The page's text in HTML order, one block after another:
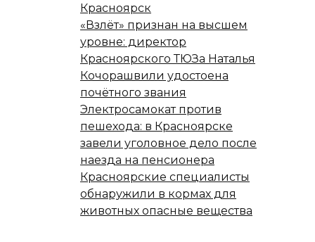
Красноярск
«Взлёт» признан на высшем
уровне: директор
Красноярского ТЮЗа Наталья
Кочорашвили удостоена
почётного звания
Электросамокат против
пешехода: в Красноярске
завели уголовное дело после
наезда на пенсионера
Красноярские специалисты
обнаружили в кормах для
животных опасные вещества